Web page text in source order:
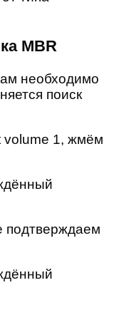
MBR
необходимо
поиск
volume 1, жмём
подтверждаем